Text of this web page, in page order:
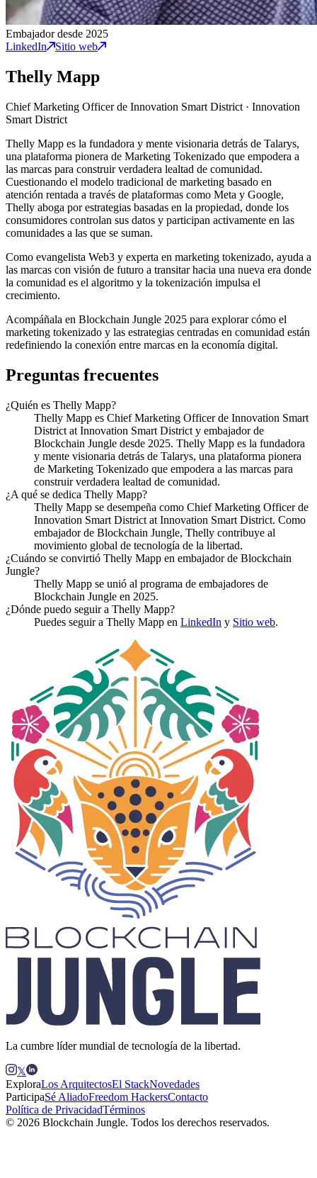
Embajador desde 2025
LinkedIn
Sitio web
Thelly Mapp
Chief Marketing Officer de Innovation Smart District · Innovation
Smart District
Thelly Mapp es la fundadora y mente visionaria detrás de Talarys,
una plataforma pionera de Marketing Tokenizado que empodera a
las marcas para construir verdadera lealtad de comunidad.
Cuestionando el modelo tradicional de marketing basado en
atención rentada a través de plataformas como Meta y Google,
Thelly aboga por estrategias basadas en la propiedad, donde los
consumidores controlan sus datos y participan activamente en las
comunidades a las que se suman.
Como evangelista Web3 y experta en marketing tokenizado, ayuda a
las marcas con visión de futuro a transitar hacia una nueva era donde
la comunidad es el algoritmo y la tokenización impulsa el
crecimiento.
Acompáñala en Blockchain Jungle 2025 para explorar cómo el
marketing tokenizado y las estrategias centradas en comunidad están
redefiniendo la conexión entre marcas en la economía digital.
Preguntas frecuentes
¿Quién es Thelly Mapp?
Thelly Mapp es Chief Marketing Officer de Innovation Smart
District at Innovation Smart District y embajador de
Blockchain Jungle desde 2025. Thelly Mapp es la fundadora
y mente visionaria detrás de Talarys, una plataforma pionera
de Marketing Tokenizado que empodera a las marcas para
construir verdadera lealtad de comunidad.
¿A qué se dedica Thelly Mapp?
Thelly Mapp se desempeña como Chief Marketing Officer de
Innovation Smart District at Innovation Smart District. Como
embajador de Blockchain Jungle, Thelly contribuye al
movimiento global de tecnología de la libertad.
¿Cuándo se convirtió Thelly Mapp en embajador de Blockchain
Jungle?
Thelly Mapp se unió al programa de embajadores de
Blockchain Jungle en 2025.
¿Dónde puedo seguir a Thelly Mapp?
Puedes seguir a Thelly Mapp en LinkedIn y Sitio web.
La cumbre líder mundial de tecnología de la libertad.
𝕏
ExploraLos ArquitectosEl StackNovedades
ParticipaSé AliadoFreedom HackersContacto
Política de PrivacidadTérminos
© 2026 Blockchain Jungle. Todos los derechos reservados.